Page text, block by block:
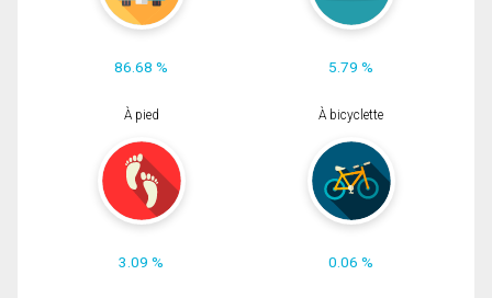
86.68 % 5.79 %
À pied
3.09 %
À bicyclette
0.06 %